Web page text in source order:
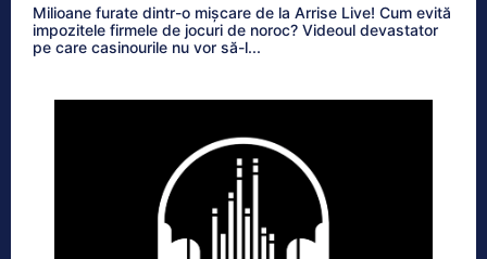
Milioane furate dintr-o mișcare de la Arrise Live! Cum evită
impozitele firmele de jocuri de noroc? Videoul devastator
pe care casinourile nu vor să-l...